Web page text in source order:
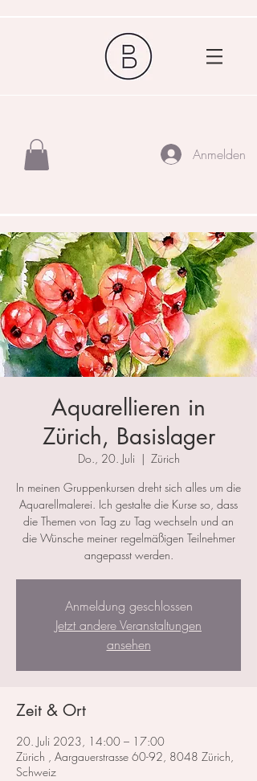
Anmelden
Aquarellieren in
Zürich, Basislager
Do., 20. Juli
  |
Zürich
In meinen Gruppenkursen dreht sich alles um die
Aquarellmalerei. Ich gestalte die Kurse so, dass
die Themen von Tag zu Tag wechseln und an
die Wünsche meiner regelmäßigen Teilnehmer
angepasst werden.
Anmeldung geschlossen
Jetzt andere Veranstaltungen
ansehen
Zeit & Ort
20. Juli 2023, 14:00 – 17:00
Zürich , Aargauerstrasse 60-92, 8048 Zürich,
Schweiz